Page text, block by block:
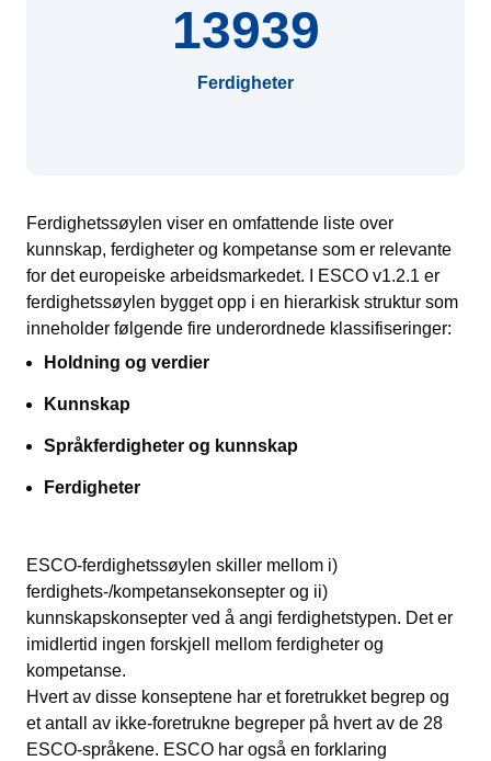
13939
Ferdigheter
Ferdighetssøylen viser en omfattende liste over
kunnskap, ferdigheter og kompetanse som er relevante
for det europeiske arbeidsmarkedet. I ESCO v1.2.1 er
ferdighetssøylen bygget opp i en hierarkisk struktur som
inneholder følgende fire underordnede klassifiseringer:
Holdning og verdier
Kunnskap
Språkferdigheter og kunnskap
Ferdigheter
ESCO-ferdighetssøylen skiller mellom i)
ferdighets-/kompetansekonsepter og ii)
kunnskapskonsepter ved å angi ferdighetstypen. Det er
imidlertid ingen forskjell mellom ferdigheter og
kompetanse.
Hvert av disse konseptene har et foretrukket begrep og
et antall av ikke-foretrukne begreper på hvert av de 28
ESCO-språkene. ESCO har også en forklaring